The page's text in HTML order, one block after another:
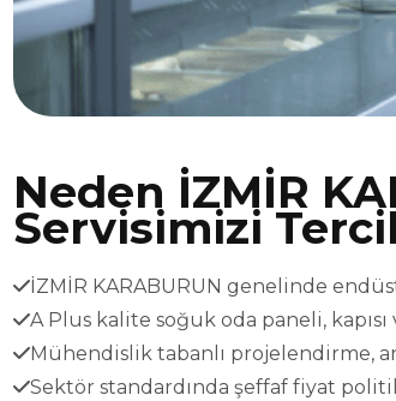
Neden İZMİR
Servisimizi
İZMİR KARABURUN genelinde
A Plus kalite soğuk oda paneli,
Mühendislik tabanlı projelendirme,
Sektör standardında şeffaf fiyat